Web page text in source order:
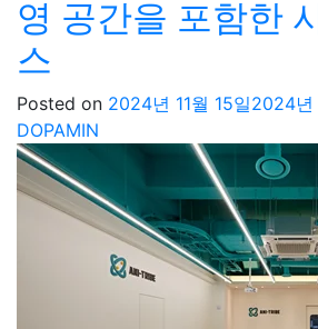
영 공간을 포함한
스
Posted on 2024년 11월 15일2024년
DOPAMIN